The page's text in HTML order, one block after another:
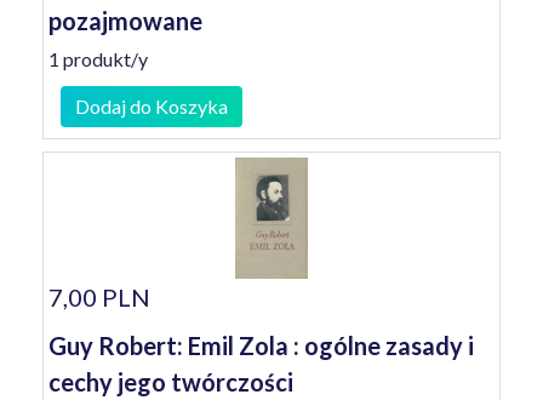
pozajmowane
1 produkt/y
Dodaj do Koszyka
7,00 PLN
Guy Robert: Emil Zola : ogólne zasady i
cechy jego twórczości